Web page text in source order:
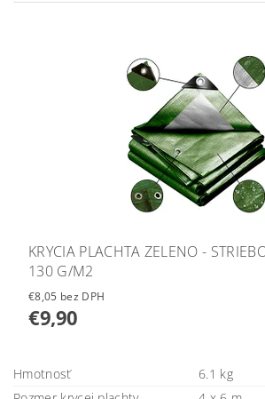
KRYCIA PLACHTA ZELENO -
130 G/M2
€8,05 bez DPH
€9,90
Hmotnosť
6.1 kg